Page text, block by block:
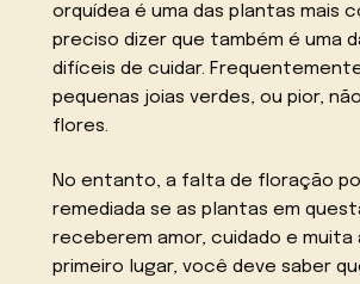
orquídea é uma das plantas mais
preciso dizer que também é uma
difíceis de cuidar.
pequenas joias verdes, ou pior,
flores.
No entanto, a falta de floração
remediada se as plantas em
receberem amor, cuidado e muita
primeiro lugar, você deve saber